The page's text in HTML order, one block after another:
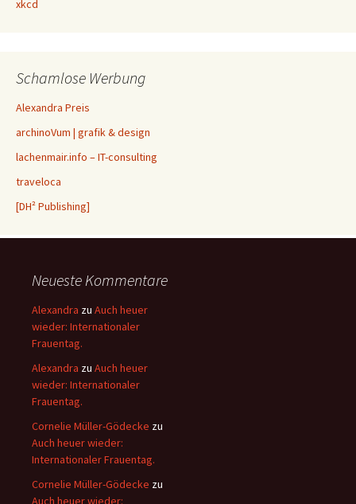
xkcd
Schamlose Werbung
Alexandra Preis
archinoVum | grafik & design
lachenmair.info – IT-consulting
traveloca
[DH² Publishing]
Neueste Kommentare
Alexandra zu Auch heuer
wieder: Internationaler
Frauentag.
Alexandra zu Auch heuer
wieder: Internationaler
Frauentag.
Cornelie Müller-Gödecke zu
Auch heuer wieder:
Internationaler Frauentag.
Cornelie Müller-Gödecke zu
Auch heuer wieder: